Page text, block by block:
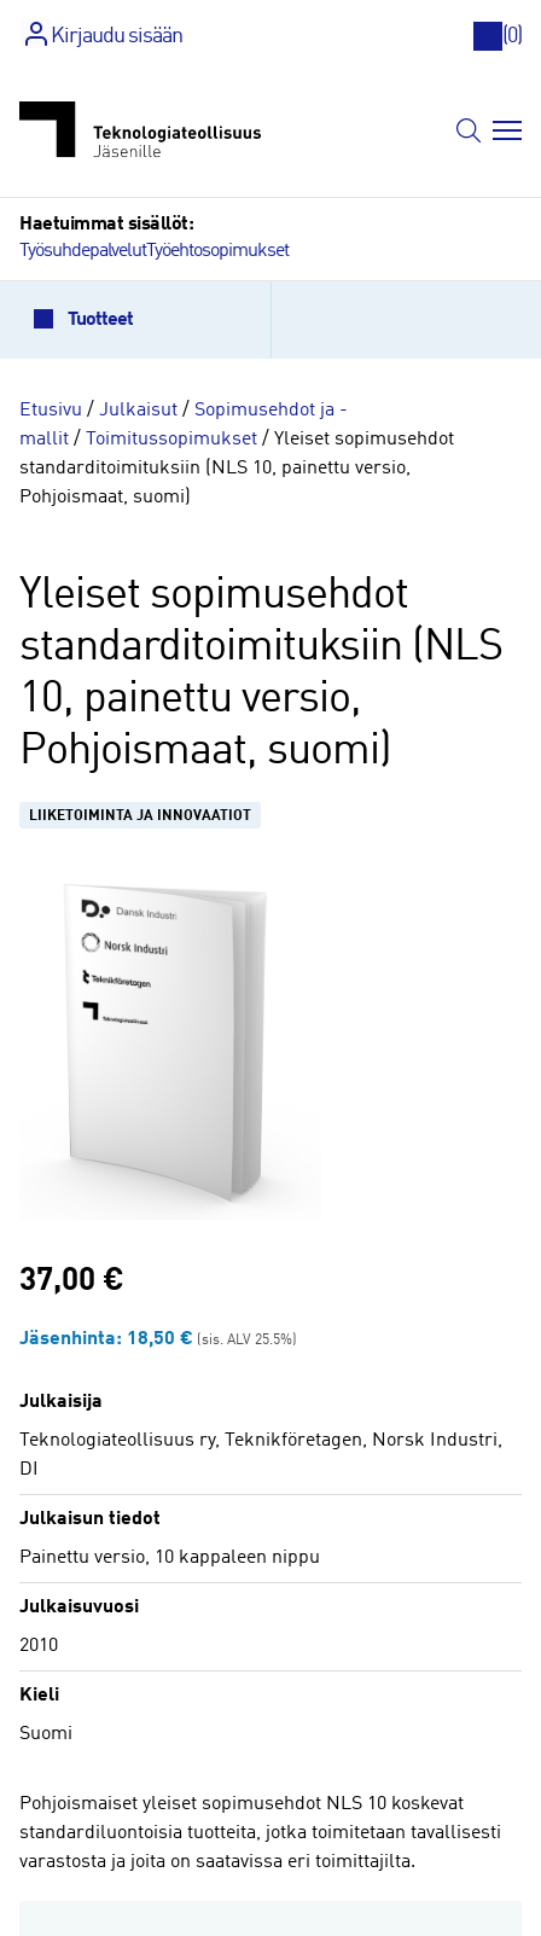
sisältöön
Kirjaudu sisään (0)
Haetuimmat sisällöt:
TyösuhdepalvelutTyöehtosopimukset
Tuotteet
Etusivu / Julkaisut / Sopimusehdot ja -
mallit / Toimitussopimukset / Yleiset sopimusehdot
standarditoimituksiin (NLS 10, painettu versio,
Pohjoismaat, suomi)
Yleiset sopimusehdot
standarditoimituksiin (NLS
10, painettu versio,
Pohjoismaat, suomi)
LIIKETOIMINTA JA INNOVAATIOT
37,00 €
Jäsenhinta: 18,50 € (sis. ALV 25.5%)
Julkaisija
Teknologiateollisuus ry, Teknikföretagen, Norsk Industri,
DI
Julkaisun tiedot
Painettu versio, 10 kappaleen nippu
Julkaisuvuosi
2010
Kieli
Suomi
Pohjoismaiset yleiset sopimusehdot NLS 10 koskevat
standardiluontoisia tuotteita, jotka toimitetaan tavallisesti
varastosta ja joita on saatavissa eri toimittajilta.